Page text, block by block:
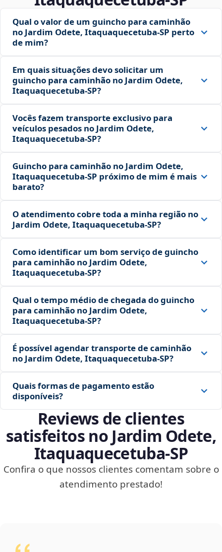
Qual o valor de um guincho para caminhão
no Jardim Odete, Itaquaquecetuba‑SP perto
de mim?
Em quais situações devo solicitar um
guincho para caminhão no Jardim Odete,
Itaquaquecetuba‑SP?
Vocês fazem transporte exclusivo para
veículos pesados no Jardim Odete,
Itaquaquecetuba‑SP?
Guincho para caminhão no Jardim Odete,
Itaquaquecetuba‑SP próximo de mim é mais
barato?
O atendimento cobre toda a minha região no
Jardim Odete, Itaquaquecetuba‑SP?
Como identificar um bom serviço de guincho
para caminhão no Jardim Odete,
Itaquaquecetuba‑SP?
Qual o tempo médio de chegada do guincho
para caminhão no Jardim Odete,
Itaquaquecetuba‑SP?
É possível agendar transporte de caminhão
no Jardim Odete, Itaquaquecetuba‑SP?
Quais formas de pagamento estão
disponíveis?
Reviews de clientes
satisfeitos no Jardim Odete,
Itaquaquecetuba‑SP
Confira o que nossos clientes comentam sobre o
atendimento prestado!